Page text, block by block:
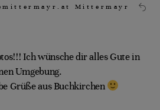
Mittermayr
Ich wünsche dir alles Gute in
Umgebung.
Grüße aus Buchkirchen